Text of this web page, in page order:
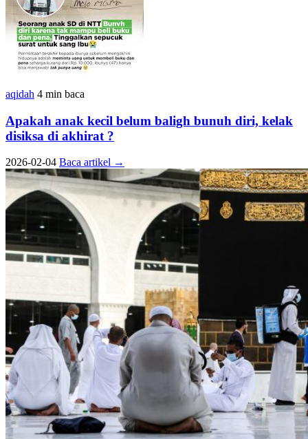
aqidah 4 min baca
Apakah anak kecil belum baligh bunuh diri, kelak
disiksa di akhirat ?
2026-02-04 Baca artikel →